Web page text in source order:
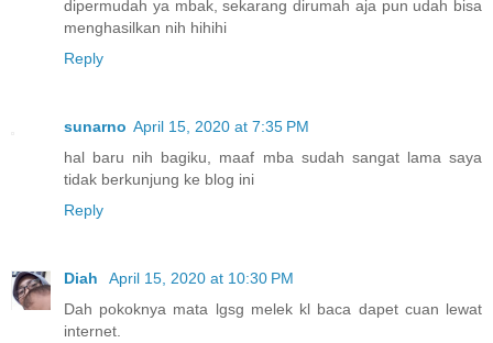
dipermudah ya mbak, sekarang dirumah aja pun udah bisa
menghasilkan nih hihihi
Reply
sunarno April 15, 2020 at 7:35 PM
hal baru nih bagiku, maaf mba sudah sangat lama saya
tidak berkunjung ke blog ini
Reply
Diah
April 15, 2020 at 10:30 PM
Dah pokoknya mata lgsg melek kl baca dapet cuan lewat
internet.